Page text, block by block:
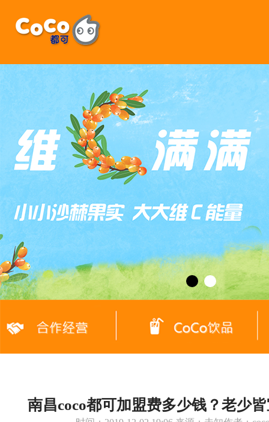
南昌coco都可加盟费多少钱？老少